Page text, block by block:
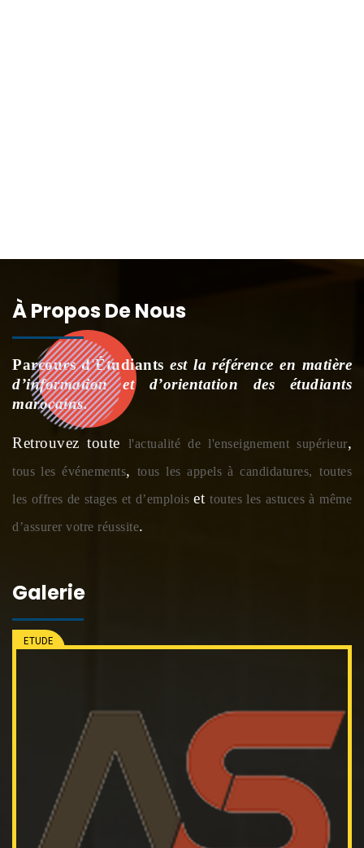
À Propos De Nous
Parcours d'Étudiants est la référence en matière
d’information et d’orientation des étudiants
marocains.
Retrouvez toute l'actualité de l'enseignement supérieur,
tous les événements, tous les appels à candidatures, toutes
les offres de stages et d’emploisettoutes les astuces à même
d’assurer votre réussite.
Galerie